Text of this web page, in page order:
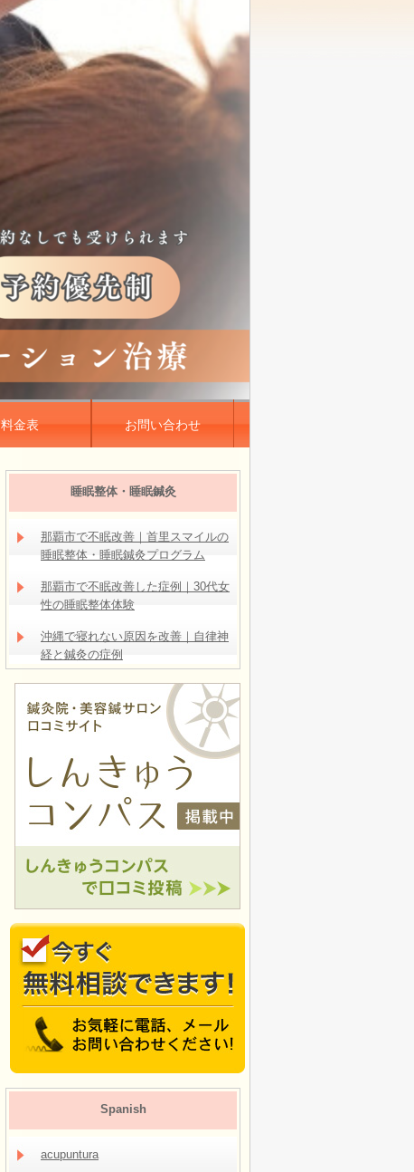
料金表 お問い合わせ
睡眠整体・睡眠鍼灸
那覇市で不眠改善｜首里スマイルの
睡眠整体・睡眠鍼灸プログラム
那覇市で不眠改善した症例｜30代女
性の睡眠整体体験
沖縄で寝れない原因を改善｜自律神
経と鍼灸の症例
Spanish
acupuntura